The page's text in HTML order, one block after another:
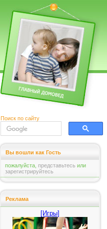
Поиск по сайту
Вы вошли как Гость
пожалуйста, представьтесь или
зарегистрируйтесь
Реклама
[Игры]